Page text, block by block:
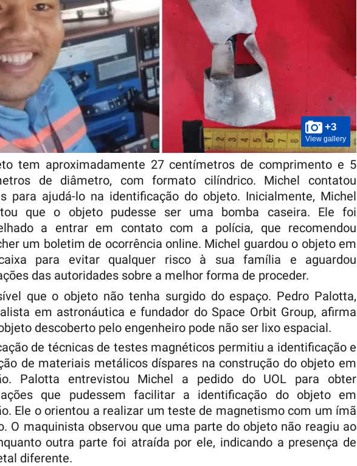
+3
View gallery
tem aproximadamente 27 centímetros de comprimento e 5
de diâmetro, com formato cilíndrico. Michel contatou
para ajudá-lo na identificação do objeto. Inicialmente, Michel
que o objeto pudesse ser uma bomba caseira. Ele foi
a entrar em contato com a polícia, que recomendou
um boletim de ocorrência online. Michel guardou o objeto em
para evitar qualquer risco à sua família e aguardou
das autoridades sobre a melhor forma de proceder.
que o objeto não tenha surgido do espaço. Pedro Palotta,
em astronáutica e fundador do Space Orbit Group, afirma
descoberto pelo engenheiro pode não ser lixo espacial.
de técnicas de testes magnéticos permitiu a identificação e
de materiais metálicos díspares na construção do objeto em
Palotta entrevistou Michel a pedido do UOL para obter
que pudessem facilitar a identificação do objeto em
Ele o orientou a realizar um teste de magnetismo com um ímã
O maquinista observou que uma parte do objeto não reagiu ao
outra parte foi atraída por ele, indicando a presença de
diferente.